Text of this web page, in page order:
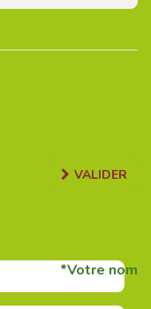
VALIDER
Votre nom